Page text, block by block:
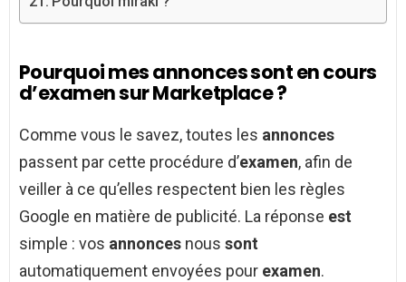
Pourquoi mes annonces sont en cours
d’examen sur Marketplace ?
Comme vous le savez, toutes les annonces
passent par cette procédure d’examen, afin de
veiller à ce qu’elles respectent bien les règles
Google en matière de publicité. La réponse est
simple : vos annonces nous sont
automatiquement envoyées pour examen.